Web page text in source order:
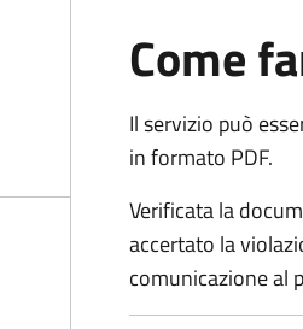
Come
Il servizio può
in formato PDF.
Verificata la
accertato la
comunicazione al